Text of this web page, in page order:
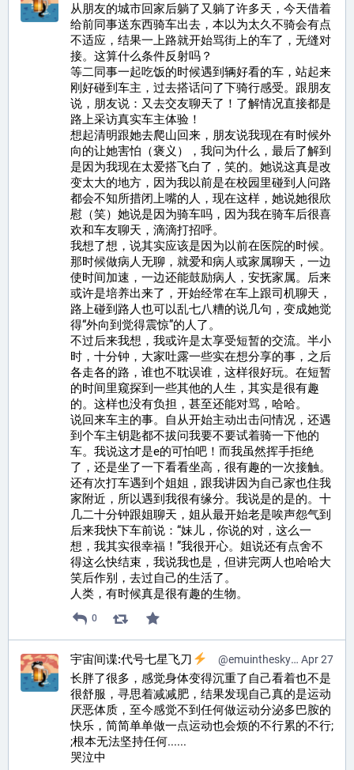
从朋友的城市回家后躺了又躺了许多天，今天借着
给前同事送东西骑车出去，本以为太久不骑会有点
不适应，结果一上路就开始骂街上的车了，无缝对
接。这算什么条件反射吗？
等二同事一起吃饭的时候遇到辆好看的车，站起来
刚好碰到车主，过去搭话问了下骑行感受。跟朋友
说，朋友说：又去交友聊天了！了解情况直接都是
路上采访真实车主体验！
想起清明跟她去爬山回来，朋友说我现在有时候外
向的让她害怕（褒义），我问为什么，最后了解到
是因为我现在太爱搭飞白了，笑的。她说这真是改
变太大的地方，因为我以前是在校园里碰到人问路
都会不知所措闭上嘴的人，现在这样，她说她很欣
慰（笑）她说是因为骑车吗，因为我在骑车后很喜
欢和车友聊天，滴滴打招呼。
我想了想，说其实应该是因为以前在医院的时候。
那时候做病人无聊，就爱和病人或家属聊天，一边
使时间加速，一边还能鼓励病人，安抚家属。后来
或许是培养出来了，开始经常在车上跟司机聊天，
路上碰到路人也可以乱七八糟的说几句，变成她觉
得“外向到觉得震惊”的人了。
不过后来我想，我或许是太享受短暂的交流。半小
时，十分钟，大家吐露一些实在想分享的事，之后
各走各的路，谁也不耽误谁，这样很好玩。在短暂
的时间里窥探到一些其他的人生，其实是很有趣
的。这样也没有负担，甚至还能对骂，哈哈。
说回来车主的事。自从开始主动出击问情况，还遇
到个车主钥匙都不拔问我要不要试着骑一下他的
车。我说这才是e的可怕吧！而我虽然挥手拒绝
了，还是坐了一下看看坐高，很有趣的一次接触。
还有次打车遇到个姐姐，跟我讲因为自己家也住我
家附近，所以遇到我很有缘分。我说是的是的。十
几二十分钟跟姐聊天，姐从最开始老是唉声怨气到
后来我快下车前说：“妹儿，你说的对，这么一
想，我其实很幸福！”我很开心。姐说还有点舍不
得这么快结束，我说我也是，但讲完两人也哈哈大
笑后作别，去过自己的生活了。
人类，有时候真是很有趣的生物。
0
Apr 27
宇宙间谍:代号七星飞刀 @emuinthesky@pr0mised.life
长胖了很多，感觉身体变得沉重了自己看着也不是
很舒服，寻思着减减肥，结果发现自己真的是运动
厌恶体质，至今感觉不到任何做运动分泌多巴胺的
快乐，简简单单做一点运动也会烦的不行累的不行;
;根本无法坚持任何......
哭泣中